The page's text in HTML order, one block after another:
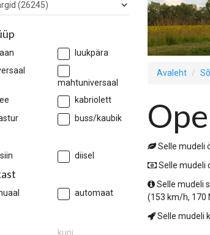
luukpära
mahtuniversaal
kabriolett
buss/kaubik
diisel
automaat
Avaleht
Selle mudeli
Selle mudeli
Selle mudeli
(153 km/h, 170
Selle mudeli